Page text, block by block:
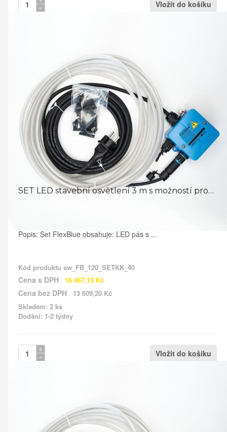
SET LED stavební osvětlení 3 m s možností prodloužení LED ...
Popis: Set FlexBlue obsahuje: LED pás s ...
Kód produktu sw_FB_120_SETKK_40
Cena s DPH 16 467,13 Kč
Cena bez DPH
13 609,20 Kč
Skladem: 2 ks
Dodání: 1-2 týdny